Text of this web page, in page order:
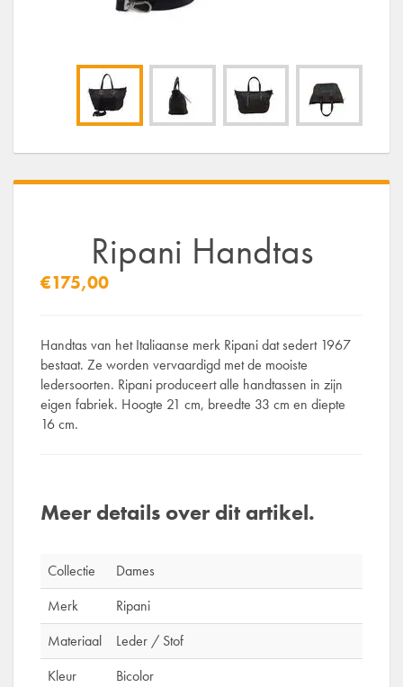
Ripani Handtas
€175,00
Handtas van het Italiaanse merk Ripani dat sedert 1967
bestaat. Ze worden vervaardigd met de mooiste
ledersoorten. Ripani produceert alle handtassen in zijn
eigen fabriek. Hoogte 21 cm, breedte 33 cm en diepte
16 cm.
Meer details over dit artikel.
Collectie
Dames
Merk
Ripani
Materiaal
Leder / Stof
Kleur
Bicolor